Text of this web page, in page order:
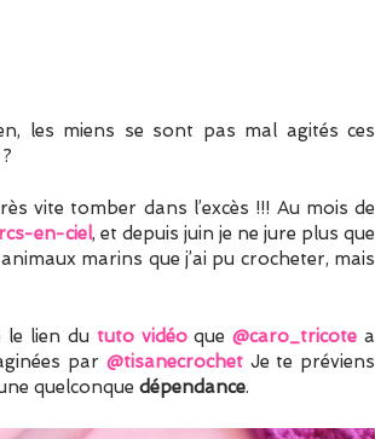
les miens se sont pas mal agités ces
vite tomber dans l’excès !!! Au mois de
en-ciel, et depuis juin je ne jure plus que
marins que j’ai pu crocheter, mais
le lien du tuto vidéoque@caro_tricote a
par @tisanecrochetJe te préviens
quelconque dépendance.